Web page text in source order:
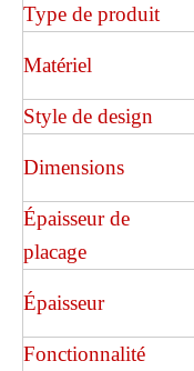
Type de produit
Matériel
Style de design
Dimensions
Épaisseur de
placage
Épaisseur
Fonctionnalité